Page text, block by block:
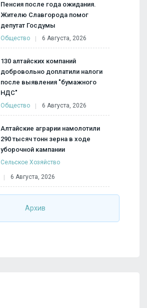
Пенсия после года ожидания.
Жителю Славгорода помог
депутат Госдумы
Общество 6 Августа, 2026
130 алтайских компаний
добровольно доплатили налоги
после выявления "бумажного
НДС"
Общество 6 Августа, 2026
Алтайские аграрии намолотили
290 тысяч тонн зерна в ходе
уборочной кампании
Сельское Хозяйство
6 Августа, 2026
Архив